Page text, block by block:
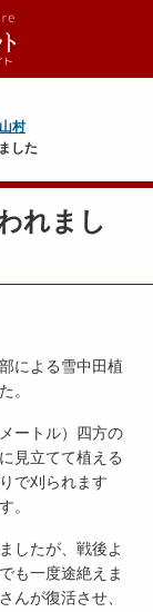
村
した
れまし
による雪中田植
。
ートル）四方の
見立てて植える
で刈られます
。
したが、戦後よ
も一度途絶えま
んが復活させ、